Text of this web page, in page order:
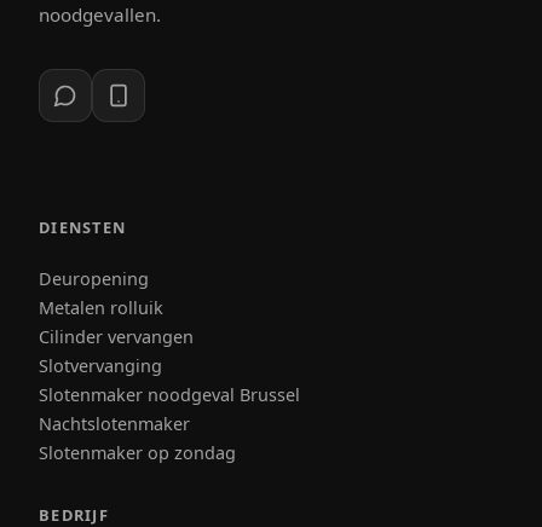
noodgevallen.
DIENSTEN
Deuropening
Metalen rolluik
Cilinder vervangen
Slotvervanging
Slotenmaker noodgeval Brussel
Nachtslotenmaker
Slotenmaker op zondag
BEDRIJF